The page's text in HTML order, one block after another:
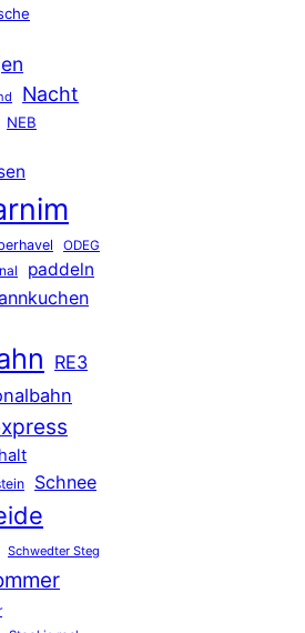
Nacht
NEB
ODEG
paddeln
RE3
Schnee
Schwedter Steg